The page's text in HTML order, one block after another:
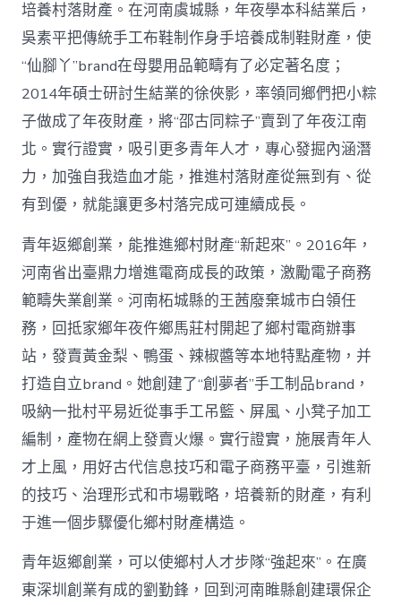
培養村落財產。在河南虞城縣，年夜學本科結業后，
吳素平把傳統手工布鞋制作身手培養成制鞋財產，使
“仙腳丫”brand在母嬰用品範疇有了必定著名度；
2014年碩士研討生結業的徐俠影，率領同鄉們把小粽
子做成了年夜財產，將“邵古同粽子”賣到了年夜江南
北。實行證實，吸引更多青年人才，專心發掘內涵潛
力，加強自我造血才能，推進村落財產從無到有、從
有到優，就能讓更多村落完成可連續成長。
青年返鄉創業，能推進鄉村財產“新起來”。2016年，
河南省出臺鼎力增進電商成長的政策，激勵電子商務
範疇失業創業。河南柘城縣的王茜廢棄城市白領任
務，回抵家鄉年夜仵鄉馬莊村開起了鄉村電商辦事
站，發賣黃金梨、鴨蛋、辣椒醬等本地特點產物，并
打造自立brand。她創建了“創夢者”手工制品brand，
吸納一批村平易近從事手工吊籃、屏風、小凳子加工
編制，產物在網上發賣火爆。實行證實，施展青年人
才上風，用好古代信息技巧和電子商務平臺，引進新
的技巧、治理形式和市場戰略，培養新的財產，有利
于進一個步驟優化鄉村財產構造。
青年返鄉創業，可以使鄉村人才步隊“強起來”。在廣
東深圳創業有成的劉勤鋒，回到河南睢縣創建環保企